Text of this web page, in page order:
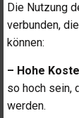
Die Nutzung
verbunden,
können:
– Hohe
so hoch sein,
werden.